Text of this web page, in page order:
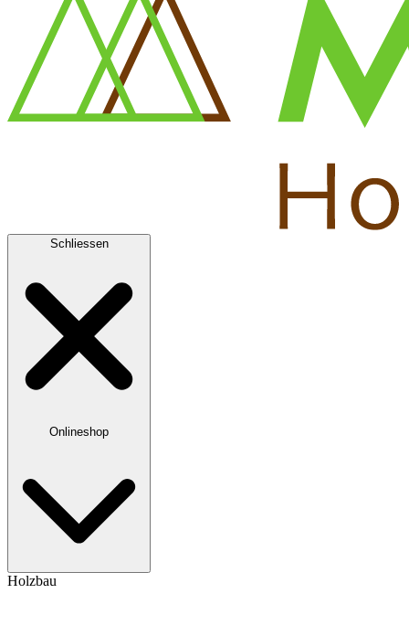
Schliessen
Onlineshop
Holzbau